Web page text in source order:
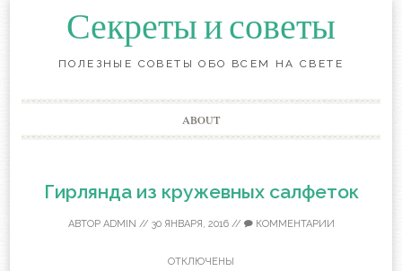
Секреты и советы
ПОЛЕЗНЫЕ СОВЕТЫ ОБО ВСЕМ НА СВЕТЕ
Перейти
к
ABOUT
Гирлянда из кружевных салфеток
АВТОР ADMIN // 30 ЯНВАРЯ, 2016// КОММЕНТАРИИ
ОТКЛЮЧЕНЫ